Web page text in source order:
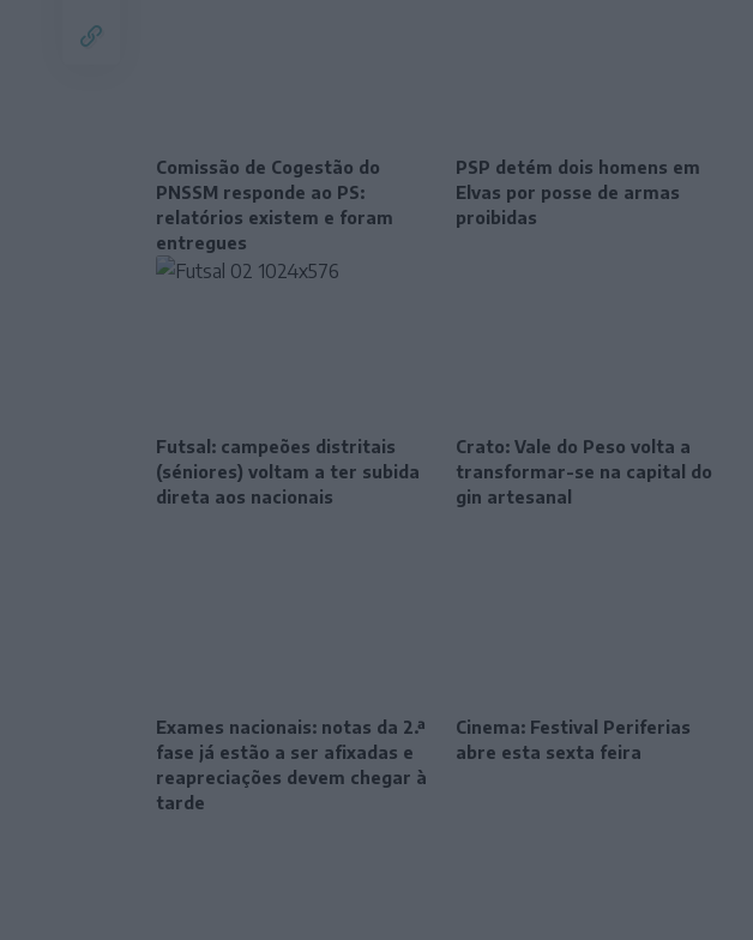
Comissão de Cogestão do
PNSSM responde ao PS:
relatórios existem e foram
entregues
PSP detém dois homens em
Elvas por posse de armas
proibidas
Futsal: campeões distritais
(séniores) voltam a ter subida
direta aos nacionais
Crato: Vale do Peso volta a
transformar-se na capital do
gin artesanal
Exames nacionais: notas da 2.ª
fase já estão a ser afixadas e
reapreciações devem chegar à
tarde
Cinema: Festival Periferias
abre esta sexta feira